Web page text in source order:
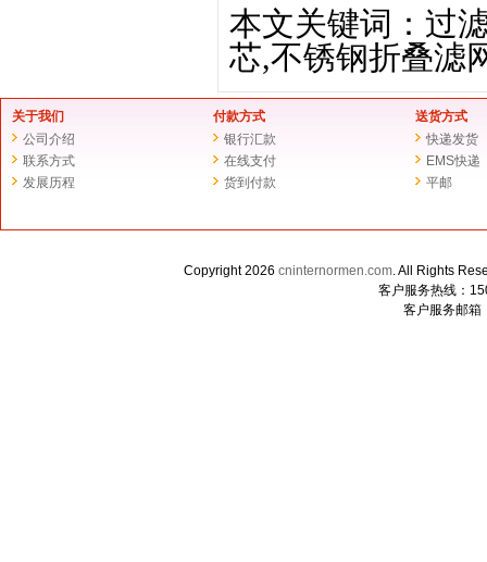
本文关键词：过
芯,不锈钢折叠滤
关于我们
公司介绍
联系方式
发展历程
付款方式
银行汇款
在线支付
货到付款
送货方式
快递发货
EMS快递
平邮
Copyright 2026 cninternormen.com. All Rights
客户服务热线：
客户服务邮箱